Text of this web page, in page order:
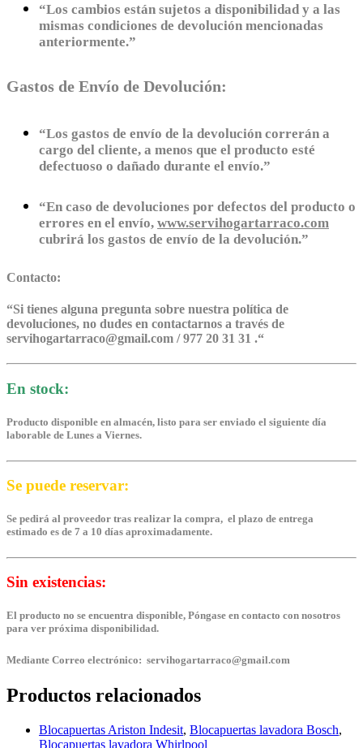
“Los cambios están sujetos a disponibilidad y a las
mismas condiciones de devolución mencionadas
anteriormente.”
Gastos de Envío de Devolución:
“Los gastos de envío de la devolución correrán a
cargo del cliente, a menos que el producto esté
defectuoso o dañado durante el envío.”
“En caso de devoluciones por defectos del producto o
errores en el envío, www.servihogartarraco.com
cubrirá los gastos de envío de la devolución.”
Contacto:
“Si tienes alguna pregunta sobre nuestra política de
devoluciones, no dudes en contactarnos a través de
servihogartarraco@gmail.com / 977 20 31 31 .“
En stock:
Producto disponible en almacén, listo para ser enviado el siguiente día
laborable de Lunes a Viernes.
Se puede reservar:
Se pedirá al proveedor tras realizar la compra, el plazo de entrega
estimado es de 7 a 10 días aproximadamente.
Sin existencias:
El producto no se encuentra disponible, Póngase en contacto con nosotros
para ver próxima disponibilidad.
Mediante Correo electrónico: servihogartarraco@gmail.com
Productos relacionados
Blocapuertas Ariston Indesit, Blocapuertas lavadora Bosch,
Blocapuertas lavadora Whirlpool